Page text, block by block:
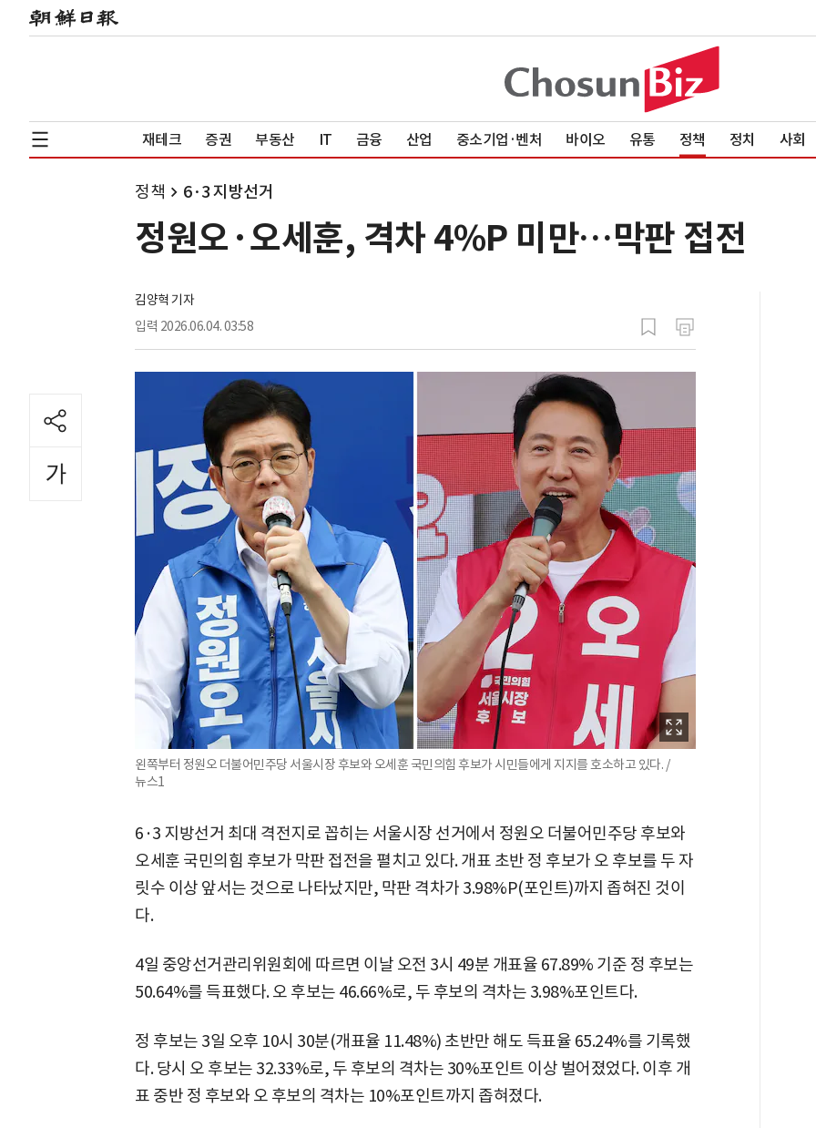
재테크 증권 부동산 IT 금융 산업 중소기업·벤처 바이오 유통 정책 정치 사회
정책 6·3 지방선거
정원오·오세훈, 격차 4%P 미만…막판 접전
김양혁 기자
입력 2026.06.04. 03:58
왼쪽부터 정원오 더불어민주당 서울시장 후보와 오세훈 국민의힘 후보가 시민들에게 지지를 호소하고 있다. /
뉴스1
6·3 지방선거 최대 격전지로 꼽히는 서울시장 선거에서 정원오 더불어민주당 후보와
오세훈 국민의힘 후보가 막판 접전을 펼치고 있다. 개표 초반 정 후보가 오 후보를 두 자
릿수 이상 앞서는 것으로 나타났지만, 막판 격차가 3.98%P(포인트)까지 좁혀진 것이
다.
4일 중앙선거관리위원회에 따르면 이날 오전 3시 49분 개표율 67.89% 기준 정 후보는
50.64%를 득표했다. 오 후보는 46.66%로, 두 후보의 격차는 3.98%포인트다.
정 후보는 3일 오후 10시 30분(개표율 11.48%) 초반만 해도 득표율 65.24%를 기록했
다. 당시 오 후보는 32.33%로, 두 후보의 격차는 30%포인트 이상 벌어졌었다. 이후 개
표 중반 정 후보와 오 후보의 격차는 10%포인트까지 좁혀졌다.